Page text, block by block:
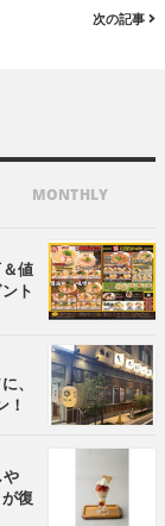
次の記事
MONTHLY
値
ト
、
！
や
復